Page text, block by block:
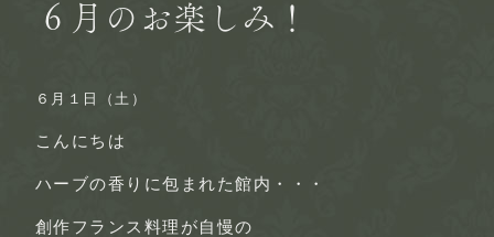
６月のお楽しみ！
６月１日（土）
こんにちは
ハーブの香 りに包まれた館内・・・
創作フランス料理 が自慢の